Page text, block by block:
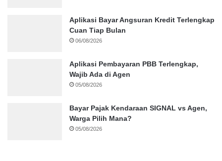
Aplikasi Bayar Angsuran Kredit Terlengkap
Cuan Tiap Bulan
06/08/2026
Aplikasi Pembayaran PBB Terlengkap,
Wajib Ada di Agen
05/08/2026
Bayar Pajak Kendaraan SIGNAL vs Agen,
Warga Pilih Mana?
05/08/2026